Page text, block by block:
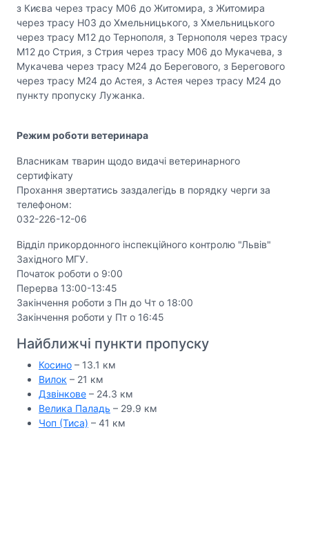
з Києва через трасу М06 до Житомира, з Житомира
через трасу Н03 до Хмельницького, з Хмельницького
через трасу М12 до Тернополя, з Тернополя через трасу
М12 до Стрия, з Стрия через трасу М06 до Мукачева, з
Мукачева через трасу М24 до Берегового, з Берегового
через трасу М24 до Астея, з Астея через трасу М24 до
пункту пропуску Лужанка.
Режим роботи ветеринара
Власникам тварин щодо видачі ветеринарного
сертифікату
Прохання звертатись заздалегідь в порядку черги за
телефоном:
032-226-12-06
Відділ прикордонного інспекційного контролю "Львів"
Західного МГУ.
Початок роботи о 9:00
Перерва 13:00-13:45
Закінчення роботи з Пн до Чт о 18:00
Закінчення роботи у Пт о 16:45
Найближчі пункти пропуску
Косино – 13.1 км
Вилок – 21 км
Дзвінкове – 24.3 км
Велика Паладь – 29.9 км
Чоп (Тиса) – 41 км